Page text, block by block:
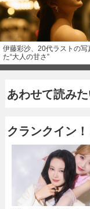
伊藤彩沙、20代ラストの写
た“大人の甘さ”
あわせて読み
クランクイン